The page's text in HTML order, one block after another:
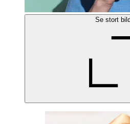
Se stort